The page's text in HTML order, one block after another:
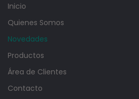
Inicio
Quienes Somos
Novedades
Productos
Área de Clientes
Contacto